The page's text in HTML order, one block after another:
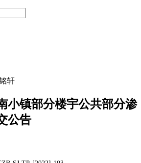
轩
小镇部分楼宇公共部分渗
公告